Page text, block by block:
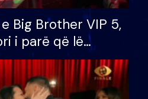
Big Brother VIP 5,
i parë që lë
mundësinë për
madh